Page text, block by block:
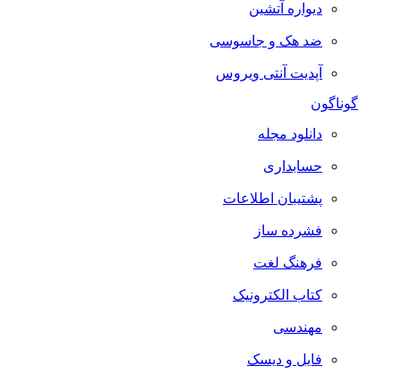
دیواره آتشین
ضد هک و جاسوسی
آپدیت آنتی ویروس
گوناگون
دانلود مجله
حسابداری
پشتیبان اطلاعات
فشرده ساز
فرهنگ لغت
کتاب الکترونیک
مهندسی
فایل و دیسک